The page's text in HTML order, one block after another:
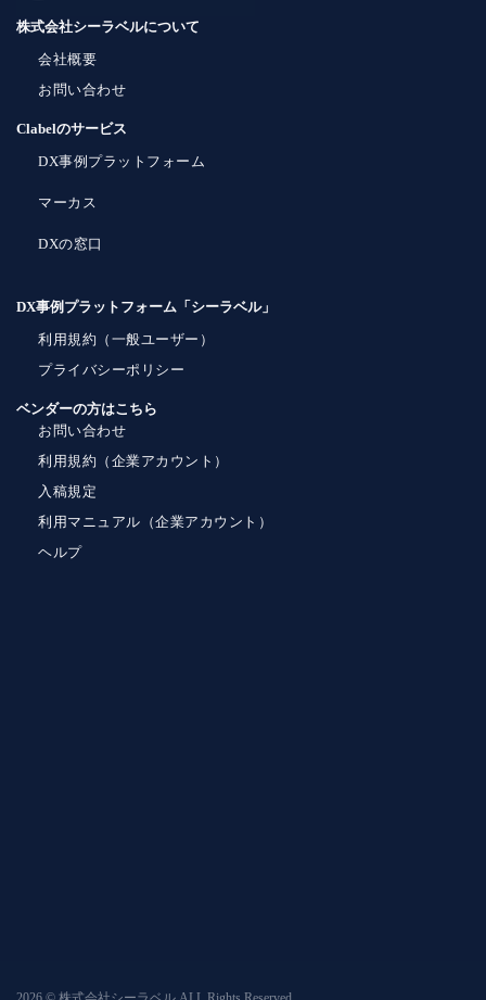
株式会社シーラベルについて
会社概要
お問い合わせ
Clabelのサービス
DX事例プラットフォーム
マーカス
DXの窓口
DX事例プラットフォーム「シーラベル」
利用規約（一般ユーザー）
プライバシーポリシー
ベンダーの方はこちら
お問い合わせ
利用規約（企業アカウント）
入稿規定
利用マニュアル（企業アカウント）
ヘルプ